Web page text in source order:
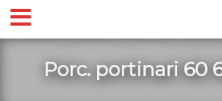
Porc. portinari 60